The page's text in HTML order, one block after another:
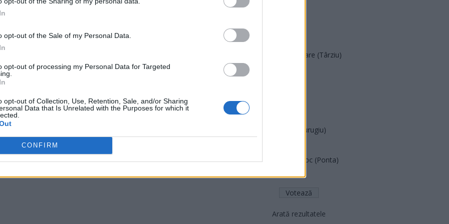
opt-out of the Sale of my Personal Data.
opt-out of processing my Personal Data for Targeted
opt-out of Collection, Use, Retention, Sale, and/or Sharing
Data that Is Unrelated with the Purposes for which it
CONFIRM
pentru Armata și statul român.
au ajuns la un asemenea grad de politizare,
încât nu mai au nici capacități elementare de a-și
România și a ajuns la Curtea de Argeș e un
înmatriculat în Statele Unite.
Advertisement -
SOS (Șoșoacă)
PACE (Peia)
Acțiunea Conservatoare (Târziu)
PDF (Lazarus)
PNȚCD (Pavelescu)
PNCR (Terheș)
Partidul Patrioților (Surugiu)
România pe Primul Loc (Ponta)
Altul
Arată rezultatele